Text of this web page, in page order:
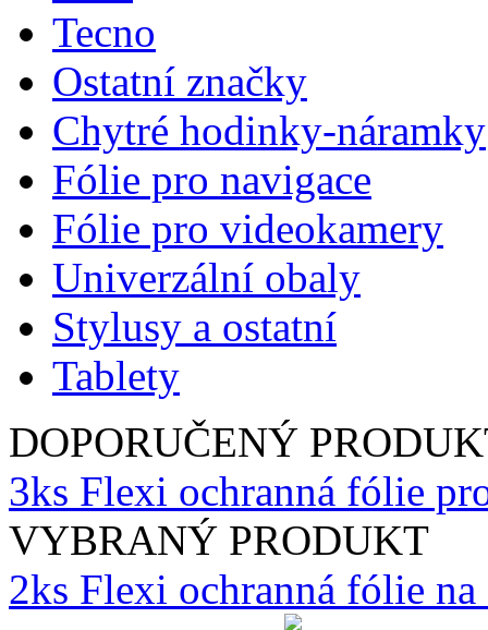
Tecno
Ostatní značky
Chytré hodinky-náramky
Fólie pro navigace
Fólie pro videokamery
Univerzální obaly
Stylusy a ostatní
Tablety
DOPORUČENÝ
3ks Flexi ochranná fólie
VYBRANÝ PRODUKT
2ks Flexi ochranná fólie